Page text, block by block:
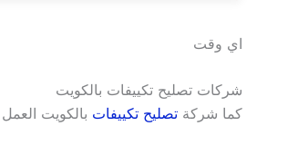
اي وقت
شركات تصليح تكييفات بالكويت
كما شركة تصليح تكييفات بالكويت